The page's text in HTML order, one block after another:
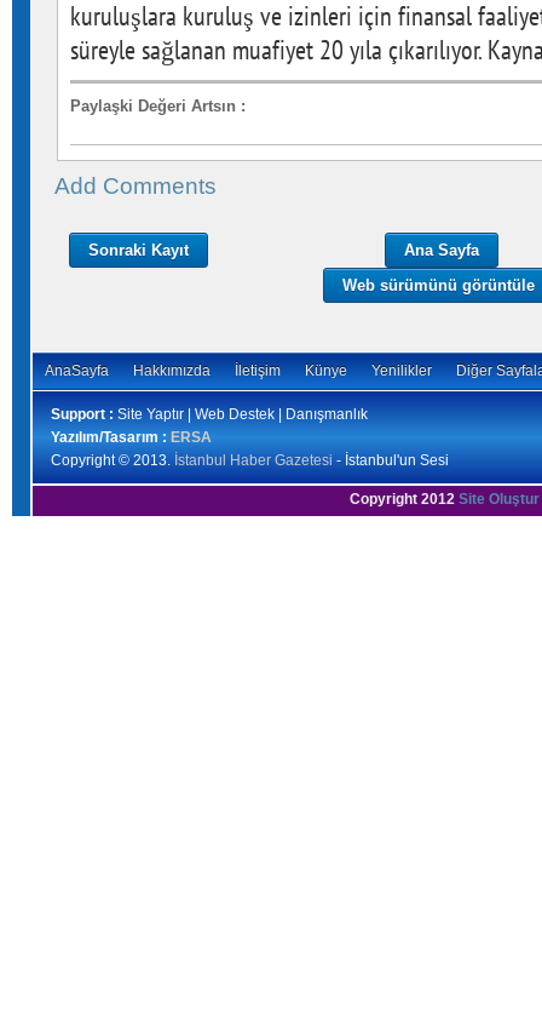
Paylaşki Değeri Artsın :
Add Comments
Sonraki Kayıt
Ana Sayfa
Web sürümünü görüntüle
AnaSayfa Hakkımızda İletişim Künye Yenilikler Diğer
Support : Site Yaptır | Web Destek | Danışmanlık
Yazılım/Tasarım : ERSA
Copyright © 2013. İstanbul Haber Gazetesi - İstanbul'un Sesi
Copyright 2012 Site Oluştur